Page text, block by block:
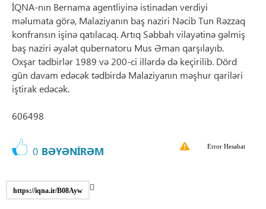
İQNA-nın Bernama agentliyinə istinadən verdiyi
məlumata görə, Malaziyanın baş naziri Nəcib Tun Rəzzaq
konfransın işinə qatılacaq. Artıq Səbbah vilayətinə gəlmiş
baş naziri əyalət qubernatoru Mus Əman qarşılayıb.
Oxşar tədbirlər 1989 və 200-ci illərdə də keçirilib. Dörd
gün davam edəcək tədbirdə Malaziyanın məşhur qariləri
iştirak edəcək.
606498
0 BƏYƏNİRƏM Error Hesabat
https://iqna.ir/B08Ayw